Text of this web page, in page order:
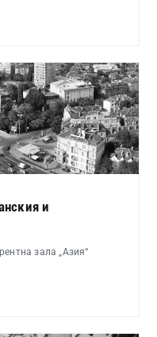
и
зала „Азия“